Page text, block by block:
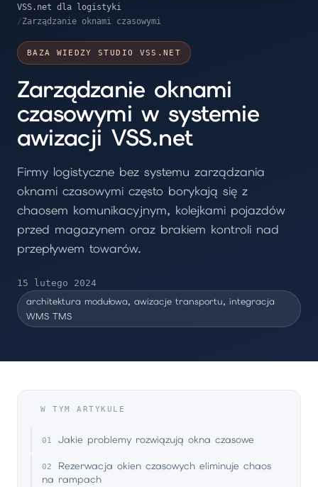
VSS.net dla logistyki
/Zarządzanie oknami czasowymi
BAZA WIEDZY STUDIO VSS.NET
Zarządzanie oknami
czasowymi w systemie
awizacji VSS.net
Firmy logistyczne bez systemu zarządzania
oknami czasowymi często borykają się z
chaosem komunikacyjnym, kolejkami pojazdów
przed magazynem oraz brakiem kontroli nad
przepływem towarów.
15 lutego 2024
architektura modułowa, awizacje transportu, integracja
WMS TMS
W TYM ARTYKULE
Jakie problemy rozwiązują okna czasowe
Rezerwacja okien czasowych eliminuje chaos
na rampach